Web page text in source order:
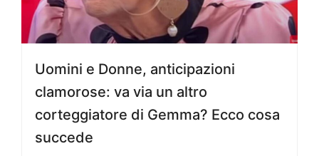
Uomini e Donne, anticipazioni
clamorose: va via un altro
corteggiatore di Gemma? Ecco cosa
succede